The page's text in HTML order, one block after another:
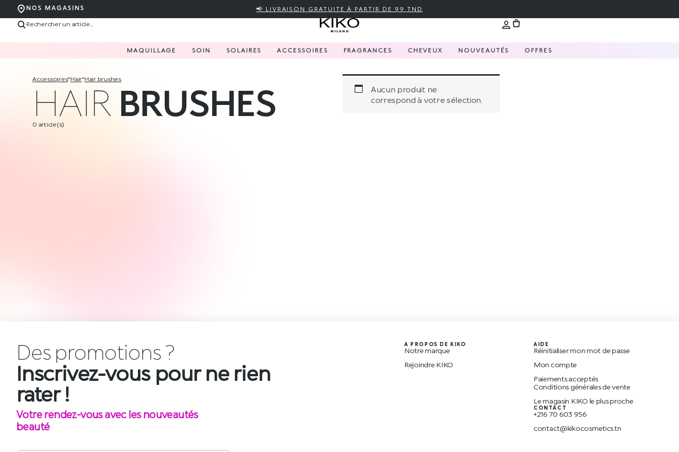
NOS MAGASINS 📢 LIVRAISON GRATUITE À PARTIR DE 99 TND
MAQUILLAGE SOIN SOLAIRES ACCESSOIRES FRAGRANCES CHEVEUX NOUVEAUTÉS OFFRES
accessoires* hair* hair brushes
HAIR BRUSHES
0 article(s)
Aucun produit ne
correspond à votre sélection.
Des promotions ?
Inscrivez-vous pour ne rien
rater !
Votre rendez-vous avec les nouveautés
beauté
A PROPOS DE KIKO
Notre marque
Rejoindre KIKO
AIDE
Réinitialiser mon mot de passe
Mon compte
Paiements acceptés
Conditions générales de vente
Le magasin KIKO le plus proche
CONTACT
+216 70 603 956
contact@kikocosmetics.tn